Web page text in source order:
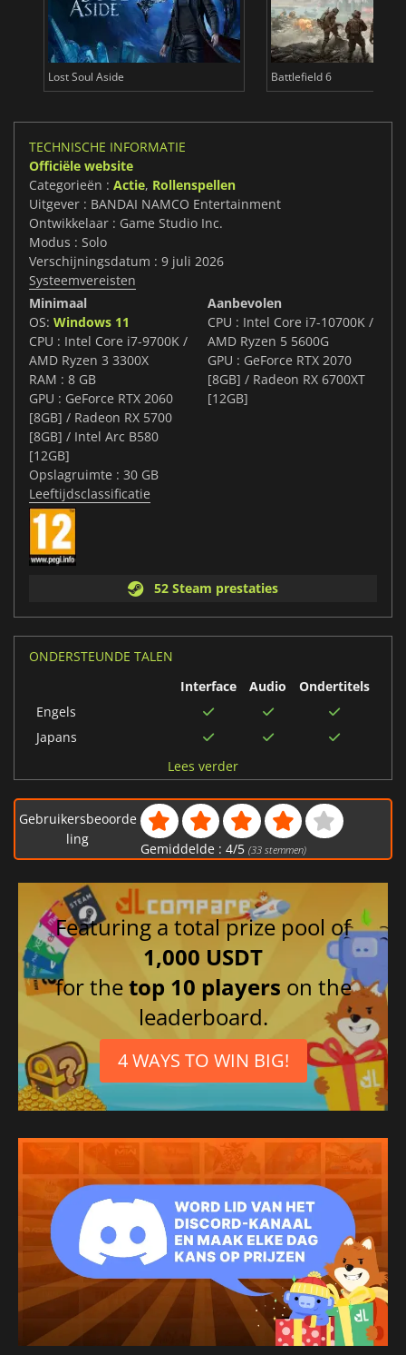
Lost Soul Aside Battlefield 6
TECHNISCHE INFORMATIE
Officiële website
Categorieën : Actie, Rollenspellen
Uitgever : BANDAI NAMCO Entertainment
Ontwikkelaar : Game Studio Inc.
Modus : Solo
Verschijningsdatum : 9 juli 2026
Systeemvereisten
Minimaal
OS: Windows 11
CPU : Intel Core i7-9700K /
AMD Ryzen 3 3300X
RAM : 8 GB
GPU : GeForce RTX 2060
[8GB] / Radeon RX 5700
[8GB] / Intel Arc B580
[12GB]
Opslagruimte : 30 GB
Aanbevolen
CPU : Intel Core i7-10700K /
AMD Ryzen 5 5600G
GPU : GeForce RTX 2070
[8GB] / Radeon RX 6700XT
[12GB]
Leeftijdsclassificatie
52 Steam prestaties
ONDERSTEUNDE TALEN
Interface
Audio
Ondertitels
Engels
Japans
Portugees
Vereenvoudigd
Chinees
Russisch
Italiaans
Traditioneel Chinees
Duits
Thais
Spaans
Lees verder
Gebruikersbeoorde
ling
Gemiddelde : 4/5 (33stemmen)
Featuring a total prize pool of
1,000 USDT
for thetop 10 players on the
leaderboard.
4 WAYS TO WIN BIG!